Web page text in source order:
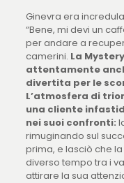
Ginevra era
“Bene, mi devi un
per andare a
camerini. La
attentamente
divertita per le
L’atmosfera di
una cliente
nei suoi confronti:
rimuginando sul
prima, e lasciò che
diverso tempo tra i
attirare la sua